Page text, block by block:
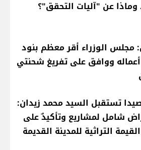
وماذا عن "آليات التحقق"؟
الوزراء أقر معظم بنود
ووافق على تفريغ شحنتي
تستقبل السيد محمد زيدان:
شامل لمشاريع وتأكيدٌ على
التراثية للمدينة القديمة